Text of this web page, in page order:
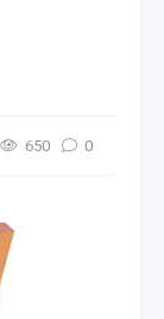
650 0